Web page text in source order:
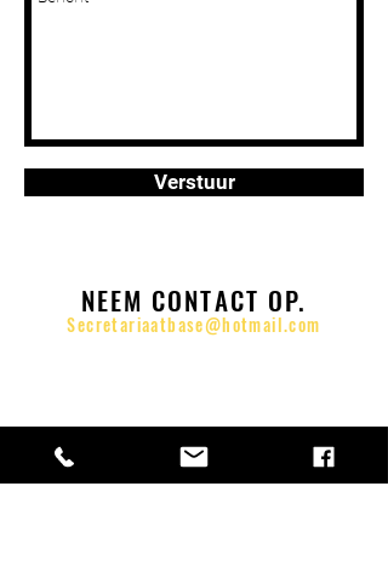
Verstuur
NEEM CONTACT OP.
Secretariaatbase@hotmail.com